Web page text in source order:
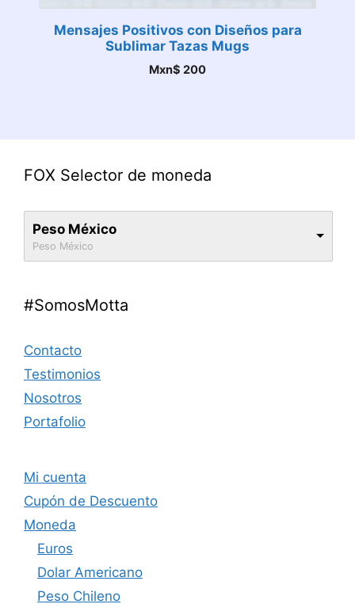
Mensajes Positivos con Diseños para
Sublimar Tazas Mugs
Mxn$ 200
FOX Selector de moneda
Peso México
Peso México
#SomosMotta
Contacto
Testimonios
Nosotros
Portafolio
Mi cuenta
Cupón de Descuento
Moneda
Euros
Dolar Americano
Peso Chileno